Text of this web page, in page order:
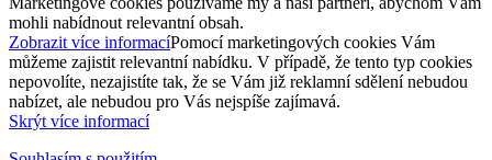
mohli nabídnout relevantní obsah.
Zobrazit více informacíPomocí marketingových cookies Vám
můžeme zajistit relevantní nabídku. V případě, že tento typ cookies
nepovolíte, nezajistíte tak, že se Vám již reklamní sdělení nebudou
nabízet, ale nebudou pro Vás nejspíše zajímavá.
Skrýt více informací